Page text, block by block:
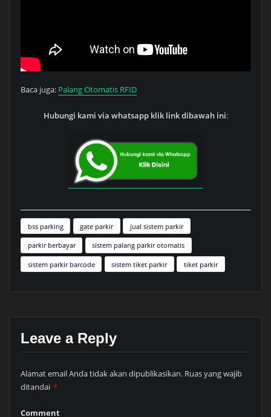
Baca juga: Palang Otomatis RFID
Hubungi kami via whatsapp klik link dibawah ini:
bss parking gate parkir jual sistem parkir
parkir berbayar sistem palang parkir otomatis
sistem parkir barcode sistem tiket parkir tiket parkir
Leave a Reply
Alamat email Anda tidak akan dipublikasikan. Ruas yang wajib
ditandai *
Comment